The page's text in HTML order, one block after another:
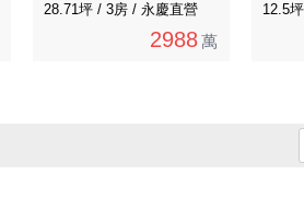
28.71坪 / 3房 / 永慶直營
2988 萬
12.5